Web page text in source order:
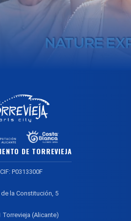
DE TORREVIEJA
CIF: P0313300F
de la Constitución, 5
Torrevieja (Alicante)